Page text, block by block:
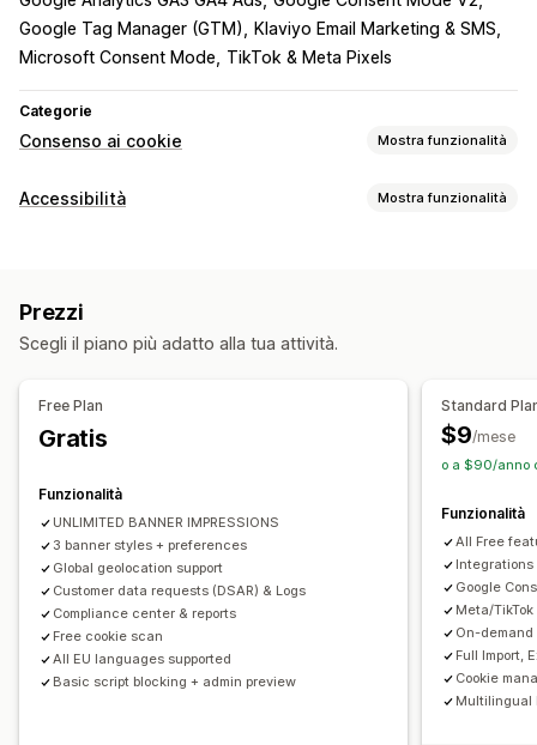
Google Tag Manager (GTM)
Klaviyo Email Marketing & SMS
Microsoft Consent Mode
TikTok & Meta Pixels
Categorie
Consenso ai cookie Mostra funzionalità
Opzioni di visualizzazione
Testo personalizzato
Rilevamento della lingua Traduzione
Supporto headless
Conformità all’accessibilità
Registri dei consensi Scadenza del consenso
Scanner dei cookie Gestione dei dati
Generatore di informative
Normativa
APA-NZPA APPI CCPA CPRA
FADP
GDPR LGPD PDPA PIPEDA POPIA
Accessibilità Mostra funzionalità
Scala di grigi
Prezzi
Scegli il piano più adatto alla tua attività.
Free Plan
Gratis
Funzionalità
UNLIMITED BANNER IMPRESSIONS
3 banner styles + preferences
Global geolocation support
Customer data requests (DSAR) & Logs
Compliance center & reports
Free cookie scan
All EU languages supported
Basic script blocking + admin preview
Standard
$9/mese
o a $90/anno
Funzionalità
All Free
Google
Meta/TikTok
On-
Full Import,
Cookie
Multilingual